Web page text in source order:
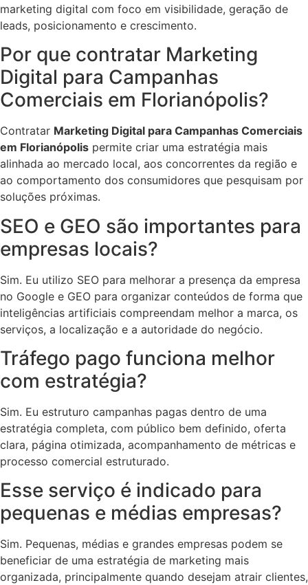
marketing digital com foco em visibilidade, geração de
leads, posicionamento e crescimento.
Por que contratar Marketing
Digital para Campanhas
Comerciais em Florianópolis?
Contratar Marketing Digital para Campanhas Comerciais
em Florianópolis permite criar uma estratégia mais
alinhada ao mercado local, aos concorrentes da região e
ao comportamento dos consumidores que pesquisam por
soluções próximas.
SEO e GEO são importantes para
empresas locais?
Sim. Eu utilizo SEO para melhorar a presença da empresa
no Google e GEO para organizar conteúdos de forma que
inteligências artificiais compreendam melhor a marca, os
serviços, a localização e a autoridade do negócio.
Tráfego pago funciona melhor
com estratégia?
Sim. Eu estruturo campanhas pagas dentro de uma
estratégia completa, com público bem definido, oferta
clara, página otimizada, acompanhamento de métricas e
processo comercial estruturado.
Esse serviço é indicado para
pequenas e médias empresas?
Sim. Pequenas, médias e grandes empresas podem se
beneficiar de uma estratégia de marketing mais
organizada, principalmente quando desejam atrair clientes,